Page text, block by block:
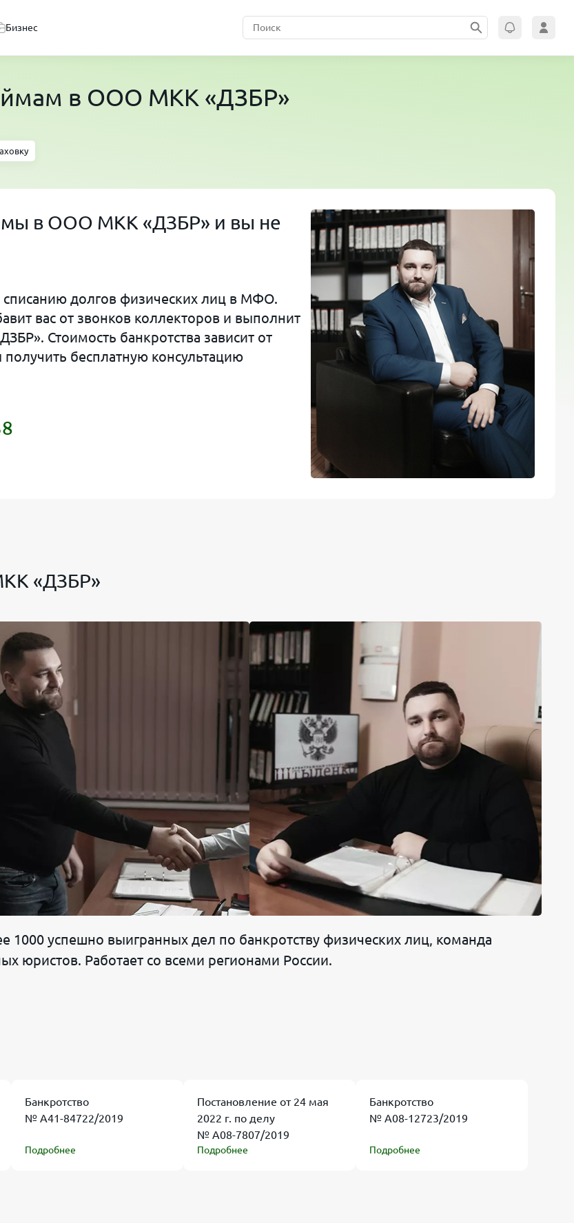
Бизнес
в ООО МКК «ДЗБР»
в ООО МКК «ДЗБР» и вы не
долгов физических лиц в МФО.
вас от звонков коллекторов и выполнит
Стоимость банкротства зависит от
бесплатную консультацию
«ДЗБР»
успешно выигранных дел по банкротству физических лиц, команда
юристов. Работает со всеми регионами России.
Банкротство
№ А41-84722/2019
Подробнее
Постановление от 24 мая
2022 г. по делу
№ А08-7807/2019
Подробнее
Банкротство
№ А08-12723/2019
Подробнее